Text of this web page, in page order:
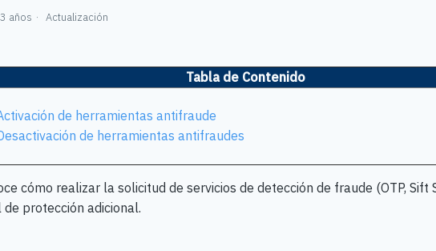
años Actualización
Tabla de Contenido
de herramientas antifraude
de herramientas antifraudes
cómo realizar la solicitud de servicios de detección de fraude (OTP, Sift
de protección adicional.